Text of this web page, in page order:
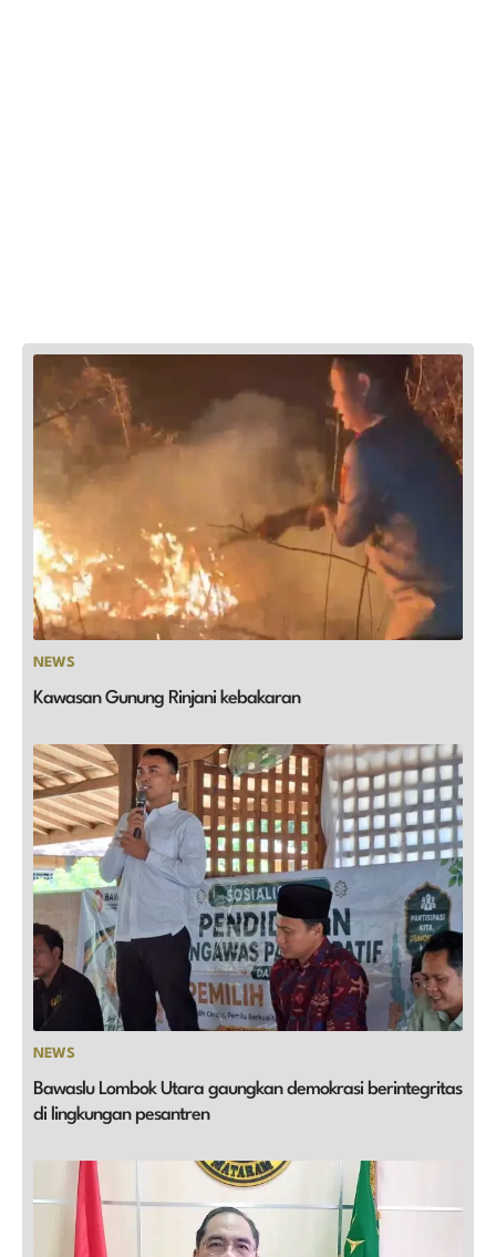
NEWS
Kawasan Gunung Rinjani kebakaran
NEWS
Bawaslu Lombok Utara gaungkan demokrasi berintegritas
di lingkungan pesantren